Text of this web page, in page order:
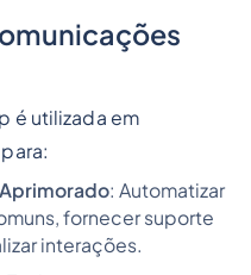
é utilizada em
: Automatizar
fornecer suporte
interações.